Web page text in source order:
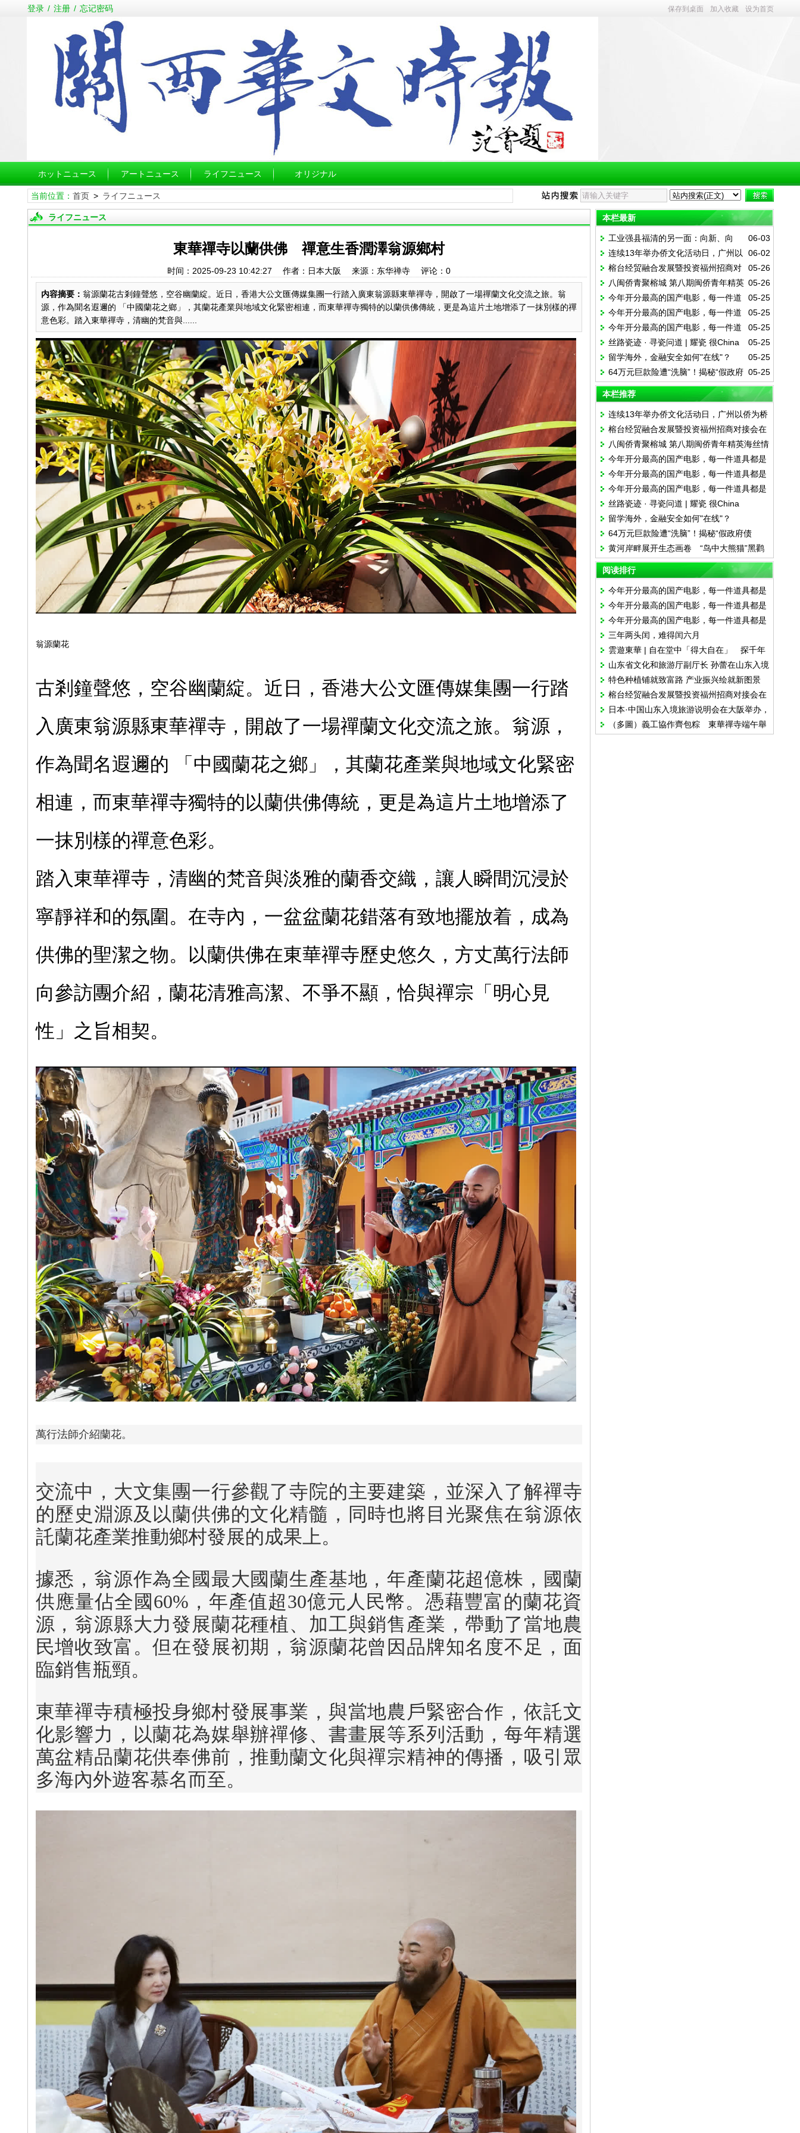
登录 / 注册 / 忘记密码 保存到桌面 加入收藏 设为首页
ホットニュース アートニュース ライフニュース オリジナル
当前位置： 首页> ライフニュース
ライフニュース
東華禪寺以蘭供佛 禪意生香潤澤翁源鄉村
时间：2025-09-23 10:42:27 作者：日本大阪 来源：东华禅寺 评论： 0
内容摘要： 翁源蘭花古剎鐘聲悠，空谷幽蘭綻。近日，香港大公文匯傳媒集團一行踏入廣東翁源縣東華禪寺，開啟了一場禪蘭文化交流之旅。翁
源，作為聞名遐邇的 「中國蘭花之鄉」，其蘭花產業與地域文化緊密相連，而東華禪寺獨特的以蘭供佛傳統，更是為這片土地增添了一抹別樣的禪
意色彩。踏入東華禪寺，清幽的梵音與......
翁源蘭花
古剎鐘聲悠，空谷幽蘭綻。近日，香港大公文匯傳媒集團一行踏
入廣東翁源縣東華禪寺，開啟了一場禪蘭文化交流之旅。翁源，
作為聞名遐邇的 「中國蘭花之鄉」，其蘭花產業與地域文化緊密
相連，而東華禪寺獨特的以蘭供佛傳統，更是為這片土地增添了
一抹別樣的禪意色彩。
踏入東華禪寺，清幽的梵音與淡雅的蘭香交織，讓人瞬間沉浸於
寧靜祥和的氛圍。在寺內，一盆盆蘭花錯落有致地擺放着，成為
供佛的聖潔之物。以蘭供佛在東華禪寺歷史悠久，方丈萬行法師
向參訪團介紹，蘭花清雅高潔、不爭不顯，恰與禪宗「明心見
性」之旨相契。
萬行法師介紹蘭花。
交流中，大文集團一行參觀了寺院的主要建築，並深入了解禪寺
的歷史淵源及以蘭供佛的文化精髓，同時也將目光聚焦在翁源依
託蘭花產業推動鄉村發展的成果上。
據悉，翁源作為全國最大國蘭生產基地，年產蘭花超億株，國蘭
供應量佔全國60%，年產值超30億元人民幣。憑藉豐富的蘭花資
源，翁源縣大力發展蘭花種植、加工與銷售產業，帶動了當地農
民增收致富。但在發展初期，翁源蘭花曾因品牌知名度不足，面
臨銷售瓶頸。
東華禪寺積極投身鄉村發展事業，與當地農戶緊密合作，依託文
化影響力，以蘭花為媒舉辦禪修、書畫展等系列活動，每年精選
萬盆精品蘭花供奉佛前，推動蘭文化與禪宗精神的傳播，吸引眾
多海內外遊客慕名而至。
本栏最新
06-03
工业强县福清的另一面：向新、向
绿、向高，走出乡村振兴新路
06-02
连续13年举办侨文化活动日，广州以
侨为桥叙乡情话发展
05-26
榕台经贸融合发展暨投资福州招商对
接会在福州举行
05-26
八闽侨青聚榕城 第八期闽侨青年精英
海丝情活动在榕启动
05-25
今年开分最高的国产电影，每一件道
具都是华侨的情书
05-25
今年开分最高的国产电影，每一件道
具都是华侨的情书
05-25
今年开分最高的国产电影，每一件道
具都是华侨的情书
05-25
丝路瓷迹 · 寻瓷问道 | 耀瓷 很China
05-25
留学海外，金融安全如何"在线"？
05-25
64万元巨款险遭“洗脑”！揭秘“假政府
债券”诈骗全流程
本栏推荐
连续13年举办侨文化活动日，广州以侨为桥
叙乡情话发展
榕台经贸融合发展暨投资福州招商对接会在
福州举行
八闽侨青聚榕城 第八期闽侨青年精英海丝情
活动在榕启动
今年开分最高的国产电影，每一件道具都是
华侨的情书
今年开分最高的国产电影，每一件道具都是
华侨的情书
今年开分最高的国产电影，每一件道具都是
华侨的情书
丝路瓷迹 · 寻瓷问道 | 耀瓷 很China
留学海外，金融安全如何"在线"？
64万元巨款险遭“洗脑”！揭秘“假政府债
券”诈骗全流程
黄河岸畔展开生态画卷 “鸟中大熊猫”黑鹳
做客山西河曲
阅读排行
今年开分最高的国产电影，每一件道具都是
华侨的情书
今年开分最高的国产电影，每一件道具都是
华侨的情书
今年开分最高的国产电影，每一件道具都是
华侨的情书
三年两头闰，难得闰六月
雲遊東華 | 自在堂中「得大自在」 探千年
古剎修行秘境
山东省文化和旅游厅副厅长 孙蕾在山东入境
旅游说明会上的致辞
特色种植铺就致富路 产业振兴绘就新图景
榕台经贸融合发展暨投资福州招商对接会在
福州举行
日本·中国山东入境旅游说明会在大阪举办，
山东欢迎您
（多圖）義工協作齊包粽 東華禪寺端午舉